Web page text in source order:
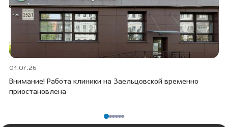
01.07.26
Внимание! Работа клиники на Заельцовской временно
приостановлена